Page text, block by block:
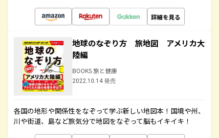
詳細を見る
地球のなぞり方 旅地図 アメリカ大
陸編
BOOKS 旅と健康
2022.10.14 発売
各国の地形や関係性をなぞって学ぶ新しい地図本！国境や州、
川や街道、島など旅気分で地図をなぞって脳もイキイキ！